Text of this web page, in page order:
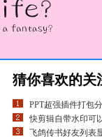
猜你喜欢的关
PPT超强插件打包
快剪辑自带水印可
飞鸽传书好友列表